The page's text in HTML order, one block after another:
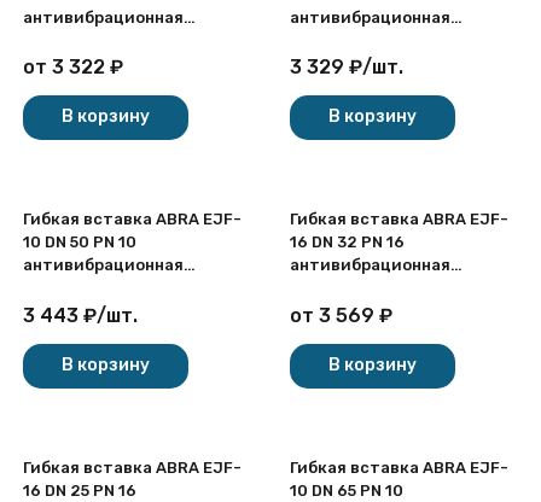
антивибрационная
от 3 322 ₽
В корзину
антивибрационная
3 329 ₽/шт.
В корзину
Гибкая вставка ABRA EJF-
10 DN 50 PN 10
антивибрационная
3 443 ₽/шт.
В корзину
Гибкая вставка ABRA EJF-
16 DN 32 PN 16
антивибрационная
от 3 569 ₽
В корзину
Гибкая вставка ABRA EJF-
16 DN 25 PN 16
Гибкая вставка ABRA EJF-
10 DN 65 PN 10